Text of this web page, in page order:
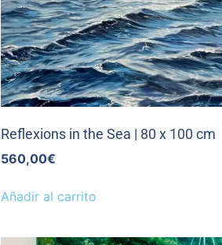
Reflexions in the Sea | 80 x 100 cm
560,00€
Añadir al carrito